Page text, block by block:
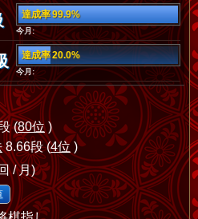
達成率 99.9%
今月:
達成率 20.0%
今月:
(80位)
8.66段 (4位 )
/ 月)